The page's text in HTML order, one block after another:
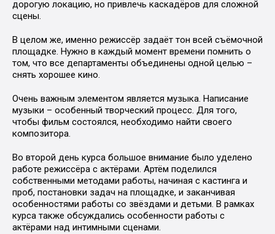
дорогую локацию, но привлечь каскадёров для сложной
сцены.
В целом же, именно режиссёр задаёт тон всей съёмочной
площадке. Нужно в каждый момент времени помнить о
том, что все департаменты объединены одной целью –
снять хорошее кино.
Очень важным элементом является музыка. Написание
музыки – особенный творческий процесс. Для того,
чтобы фильм состоялся, необходимо найти своего
композитора.
Во второй день курса большое внимание было уделено
работе режиссёра с актёрами. Артём поделился
собственными методами работы, начиная с кастинга и
проб, постановки задач на площадке, и заканчивая
особенностями работы со звёздами и детьми. В рамках
курса также обсуждались особенности работы с
актёрами над интимными сценами.